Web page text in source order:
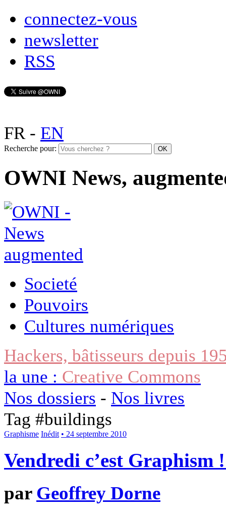
connectez-vous
newsletter
RSS
FR- EN
Recherche pour:
OWNI News,
Societé
Pouvoirs
Cultures numériques
Hackers, bâtisseurs depuis
la une : Creative Commons
Nos dossiers - Nos livres
Tag #buildings
Graphisme Inédit • 24 septembre 2010
Vendredi c’est Graphism
par Geoffrey Dorne